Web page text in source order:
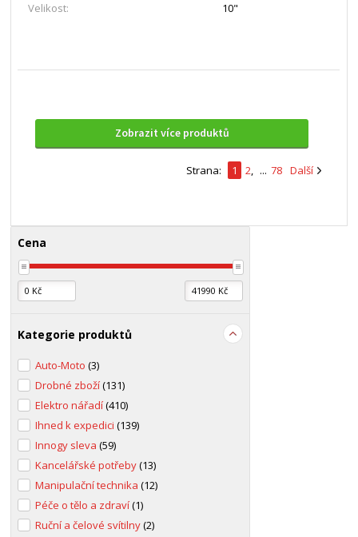
Velikost:
10"
Zobrazit více produktů
Strana: 1 2, ... 78 Další
Cena
Kategorie produktů
Auto-Moto(3)
Drobné zboží(131)
Elektro nářadí(410)
Ihned k expedici(139)
Innogy sleva(59)
Kancelářské potřeby(13)
Manipulační technika(12)
Péče o tělo a zdraví(1)
Ruční a čelové svítilny(2)